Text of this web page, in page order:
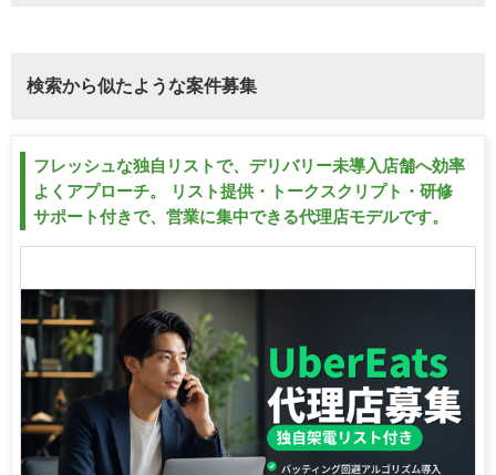
検索から似たような案件募集
フレッシュな独自リストで、デリバリー未導入店舗へ効率
よくアプローチ。 リスト提供・トークスクリプト・研修
サポート付きで、営業に集中できる代理店モデルです。